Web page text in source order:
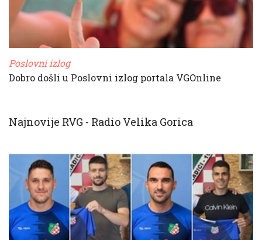
Poslovni izlog
Dobro došli u Poslovni izlog portala VGOnline
Najnovije RVG - Radio Velika Gorica